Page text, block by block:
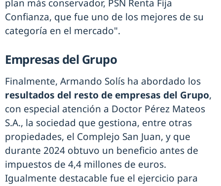
plan más conservador, PSN Renta Fija
Confianza, que fue uno de los mejores de su
categoría en el mercado".
Empresas del Grupo
Finalmente, Armando Solís ha abordado los
resultados del resto de empresas del Grupo,
con especial atención a Doctor Pérez Mateos
S.A., la sociedad que gestiona, entre otras
propiedades, el Complejo San Juan, y que
durante 2024 obtuvo un beneficio antes de
impuestos de 4,4 millones de euros.
Igualmente destacable fue el ejercicio para